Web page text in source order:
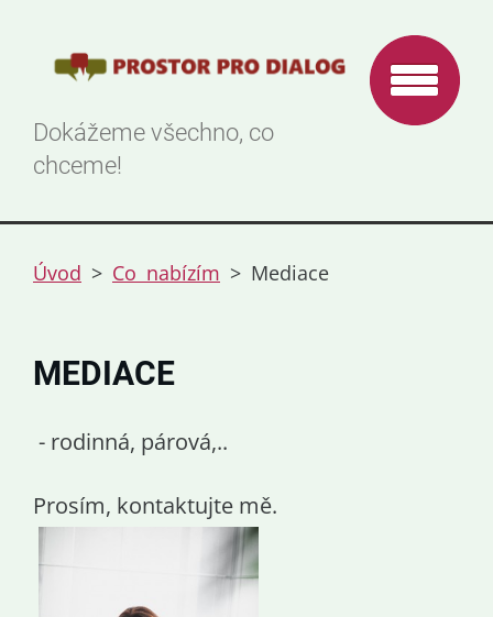
Dokážeme všechno, co
chceme!
Úvod > Co nabízím > Mediace
MEDIACE
- rodinná, párová,..
Prosím, kontaktujte mě.